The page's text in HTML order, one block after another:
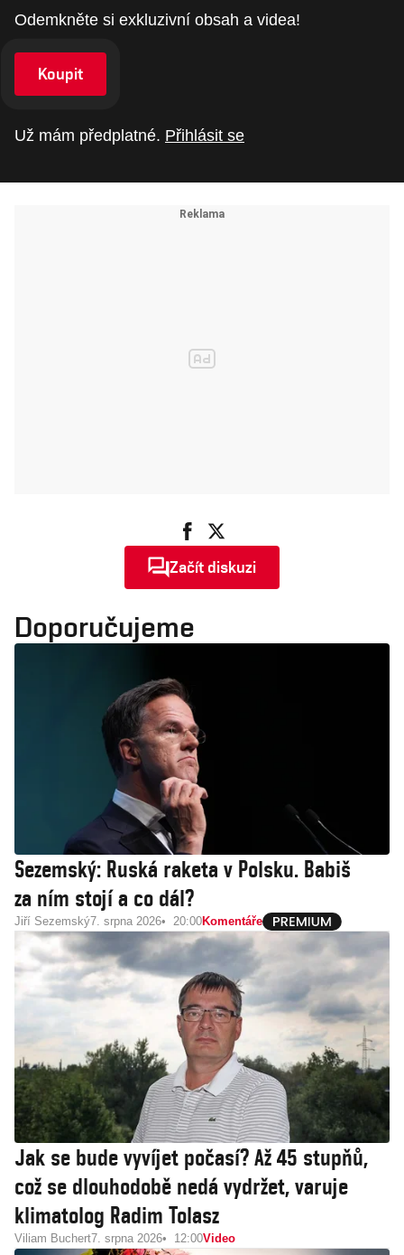
Odemkněte si exkluzivní obsah a videa!
Koupit
Už mám předplatné. Přihlásit se
Začít diskuzi
Doporučujeme
Sezemský: Ruská raketa v Polsku. Babiš
za ním stojí a co dál?
Jiří Sezemský7. srpna 2026 20:00Komentáře
Jak se bude vyvíjet počasí? Až 45 stupňů,
což se dlouhodobě nedá vydržet, varuje
klimatolog Radim Tolasz
Viliam Buchert7. srpna 2026 12:00Video